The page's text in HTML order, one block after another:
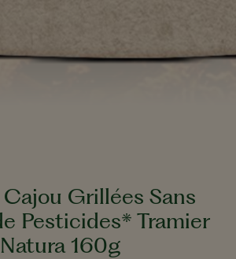
Grillées Sans
Pesticides* Tramier
Natura 160g